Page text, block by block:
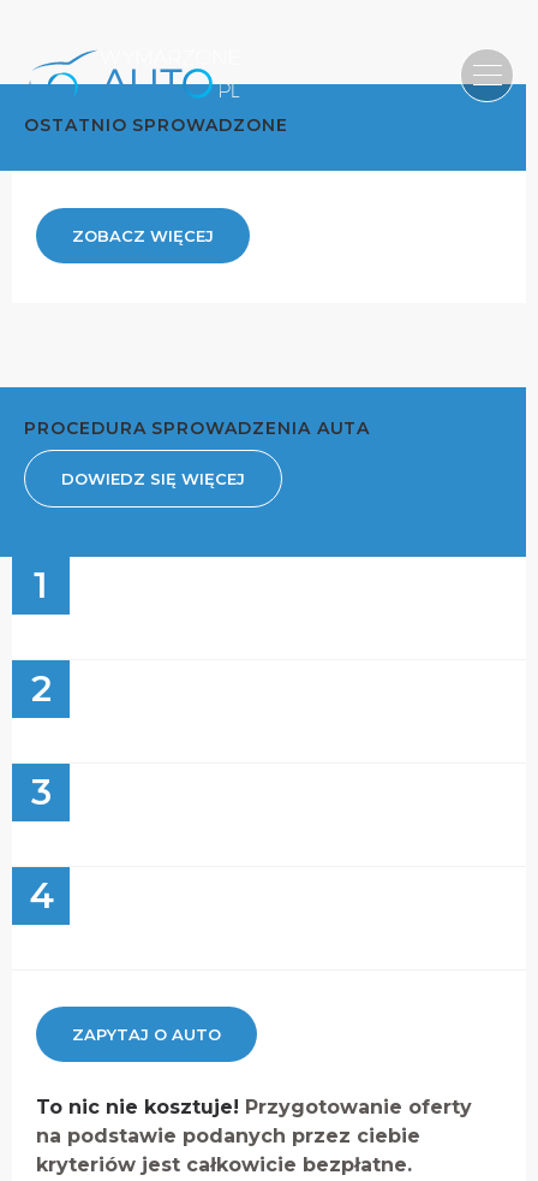
OSTATNIO SPROWADZONE
ZOBACZ WIĘCEJ
PROCEDURA SPROWADZENIA AUTA
DOWIEDZ SIĘ WIĘCEJ
1
2
3
4
ZAPYTAJ O AUTO
To nic nie kosztuje! Przygotowanie oferty
na podstawie podanych przez ciebie
kryteriów jest całkowicie bezpłatne.